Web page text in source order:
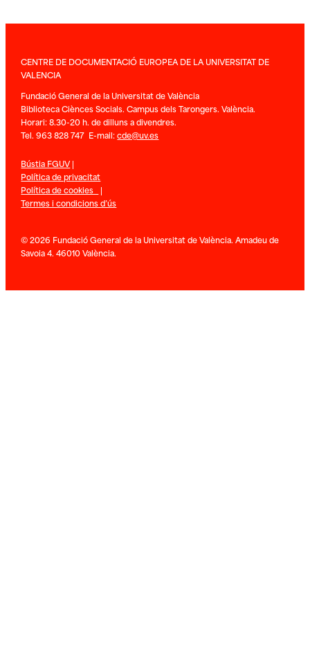
CENTRE DE DOCUMENTACIÓ EUROPEA DE LA UNIVERSITAT DE
VALENCIA
Fundació General de la Universitat de València
Biblioteca Ciènces Socials. Campus dels Tarongers. València.
Horari: 8.30-20 h. de dilluns a divendres.
Tel. 963 828 747 E-mail:cde@uv.es
Bústia FGUV|
Política de privacitat
Política de cookies |
Termes i condicions d’ús
© 2026 Fundació General de la Universitat de València. Amadeu de
Savoia 4. 46010 València.